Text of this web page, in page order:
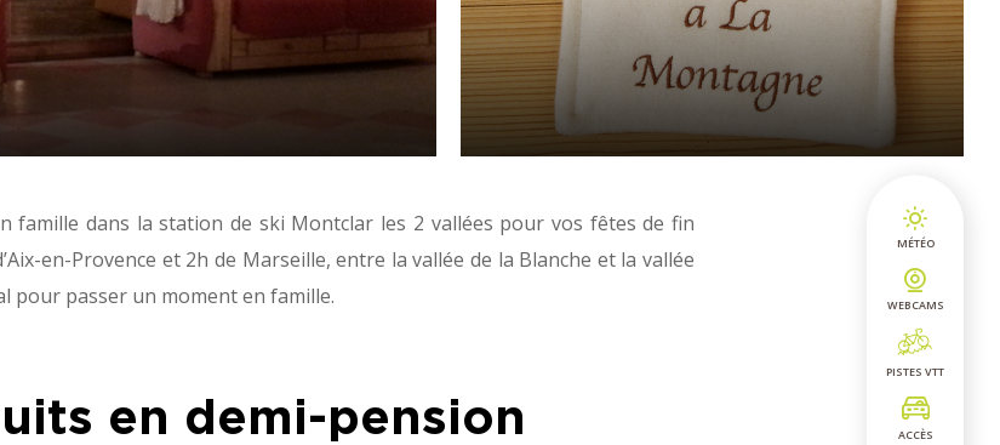
MÉTÉO
WEBCAMS
PISTES VTT
ACCÈS
famille dans la station de ski Montclar les 2 vallées pour vos fêtes de fin
en-Provence et 2h de Marseille, entre la vallée de la Blanche et la vallée
pour passer un moment en famille.
en demi-pension